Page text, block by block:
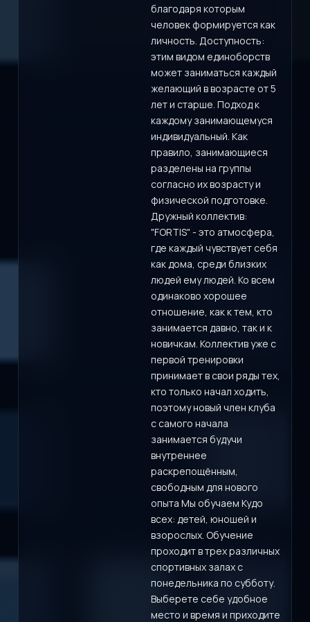
благодаря которым
человек формируется как
личность. Доступность:
этим видом единоборств
может заниматься каждый
желающий в возрасте от 5
лет и старше. Подход к
каждому занимающемуся
индивидуальный. Как
правило, занимающиеся
разделены на группы
согласно их возрасту и
физической подготовке.
Дружный коллектив:
"FORTIS" - это атмосфера,
где каждый чувствует себя
как дома, среди близких
людей ему людей. Ко всем
одинаково хорошее
отношение, как к тем, кто
занимается давно, так и к
новичкам. Коллектив уже с
первой тренировки
принимает в свои ряды тех,
кто только начал ходить,
поэтому новый член клуба
с самого начала
занимается будучи
внутреннее
раскрепощённым,
свободным для нового
опыта Мы обучаем Кудо
всех: детей, юношей и
взорослых. Обучение
проходит в трех различных
спортивных залах с
понедельника по субботу.
Выберете себе удобное
место и время и приходите